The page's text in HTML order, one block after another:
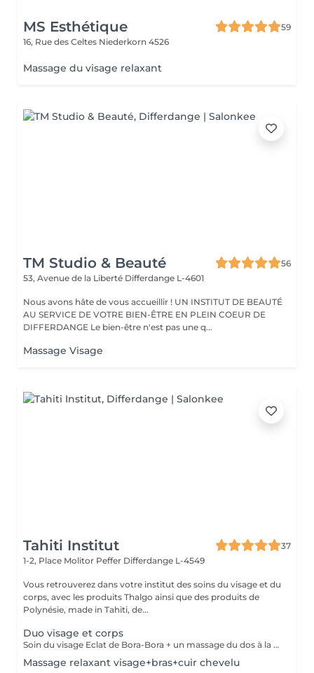
MS Esthétique
59
16, Rue des Celtes Niederkorn 4526
Massage du visage relaxant
TM Studio & Beauté
56
53, Avenue de la Liberté Differdange L-4601
Nous avons hâte de vous accueillir ! UN INSTITUT DE BEAUTÉ
AU SERVICE DE VOTRE BIEN-ÊTRE EN PLEIN COEUR DE
DIFFERDANGE Le bien-être n'est pas une q...
Massage Visage
Tahiti Institut
37
1-2, Place Molitor Peffer Differdange L-4549
Vous retrouverez dans votre institut des soins du visage et du
corps, avec les produits Thalgo ainsi que des produits de
Polynésie, made in Tahiti, de...
Duo visage et corps
Soin du visage Eclat de Bora-Bora + un massage du dos à la bougie Un moment de soin et de détente. Vous retrouverez un soin du visage de 30 min comprenant un gommage au sable de Bora-Bora et un massage à l'huile de coco véritable. Suivi d'un massage du dos relaxant à la bougie.
Massage relaxant visage+bras+cuir chevelu